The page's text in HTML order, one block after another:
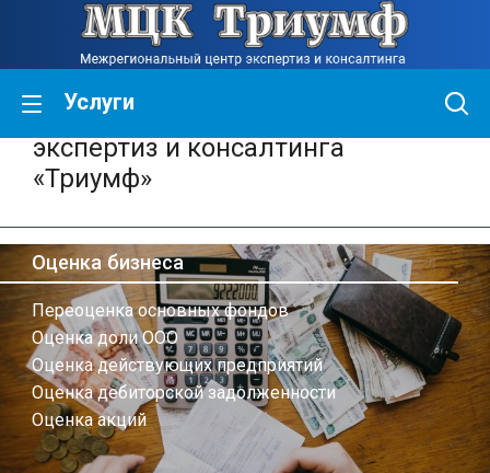
Услуги
Межрегиональный центр
экспертиз и консалтинга
«Триумф»
Оценка бизнеса
Переоценка основных фондов
Оценка доли ООО
Оценка действующих предприятий
Оценка дебиторской задолженности
Оценка акций